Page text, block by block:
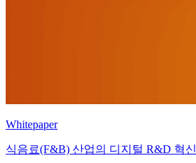
Whitepaper
식음료(F&B) 산업의 디지털 R&D 혁신